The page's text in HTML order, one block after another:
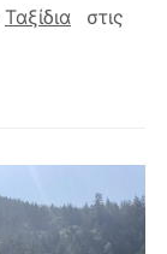
Ταξίδια στις